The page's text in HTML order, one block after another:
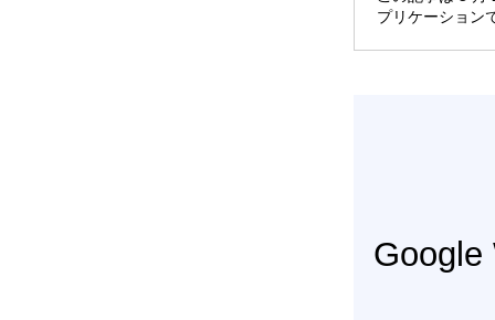
プリケーション
Google